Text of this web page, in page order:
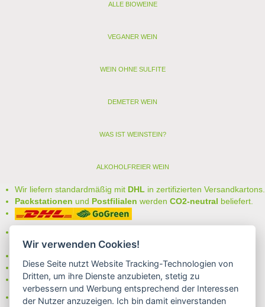
ALLE BIOWEINE
VEGANER WEIN
WEIN OHNE SULFITE
DEMETER WEIN
WAS IST WEINSTEIN?
ALKOHOLFREIER WEIN
Wir liefern standardmäßig mit DHL in zertifizierten Versandkartons.
Packstationen und Postfilialen werden CO2-neutral beliefert.
auswählen:
- Rechnung
- Lastschrift/Bankeinzug
Das Internetsiegel "GEPRÜFTER SHOP – Sicher einkaufen":
Wir verwenden Cookies!
Diese Seite nutzt Website Tracking-Technologien von
Dritten, um ihre Dienste anzubieten, stetig zu
verbessern und Werbung entsprechend der Interessen
der Nutzer anzuzeigen. Ich bin damit einverstanden